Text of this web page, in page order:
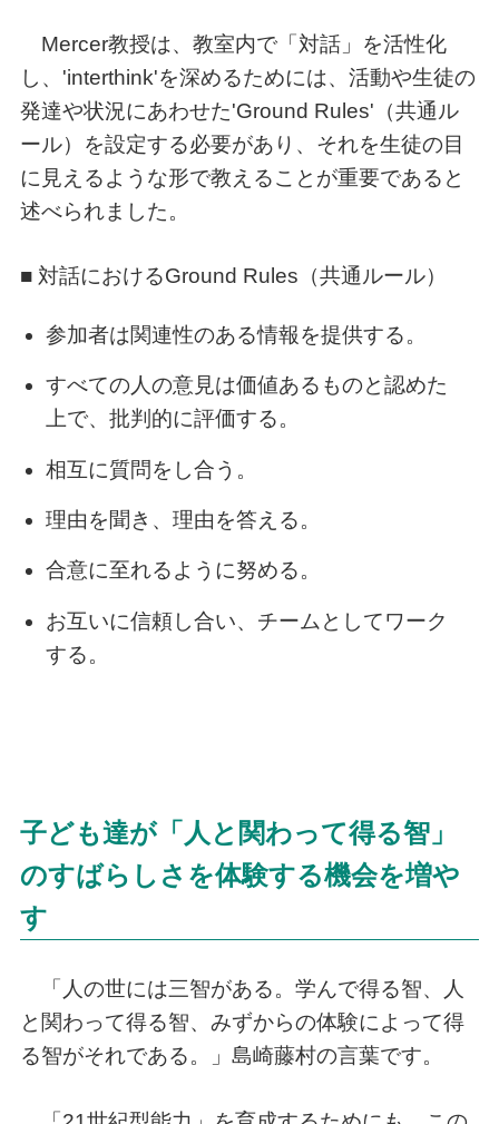
Mercer教授は、教室内で「対話」を活性化
し、'interthink'を深めるためには、活動や生徒の
発達や状況にあわせた'Ground Rules'（共通ル
ール）を設定する必要があり、それを生徒の目
に見えるような形で教えることが重要であると
述べられました。
■ 対話におけるGround Rules（共通ルール）
参加者は関連性のある情報を提供する。
すべての人の意見は価値あるものと認めた
上で、批判的に評価する。
相互に質問をし合う。
理由を聞き、理由を答える。
合意に至れるように努める。
お互いに信頼し合い、チームとしてワーク
する。
子ども達が「人と関わって得る智」
のすばらしさを体験する機会を増や
す
「人の世には三智がある。学んで得る智、人
と関わって得る智、みずからの体験によって得
る智がそれである。」島崎藤村の言葉です。